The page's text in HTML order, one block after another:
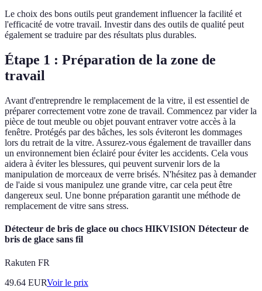
Le choix des bons outils peut grandement influencer la facilité et
l'efficacité de votre travail. Investir dans des outils de qualité peut
également se traduire par des résultats plus durables.
Étape 1 : Préparation de la zone de
travail
Avant d'entreprendre le remplacement de la vitre, il est essentiel de
préparer correctement votre zone de travail. Commencez par vider la
pièce de tout meuble ou objet pouvant entraver votre accès à la
fenêtre. Protégés par des bâches, les sols éviteront les dommages
lors du retrait de la vitre. Assurez-vous également de travailler dans
un environnement bien éclairé pour éviter les accidents. Cela vous
aidera à éviter les blessures, qui peuvent survenir lors de la
manipulation de morceaux de verre brisés. N'hésitez pas à demander
de l'aide si vous manipulez une grande vitre, car cela peut être
dangereux seul. Une bonne préparation garantit une méthode de
remplacement de vitre sans stress.
Détecteur de bris de glace ou chocs HIKVISION Détecteur de
bris de glace sans fil
Rakuten FR
49.64 EURVoir le prix